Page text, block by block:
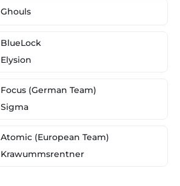
Ghouls
BlueLock
Elysion
Focus (German Team)
Sigma
Atomic (European Team)
Krawummsrentner